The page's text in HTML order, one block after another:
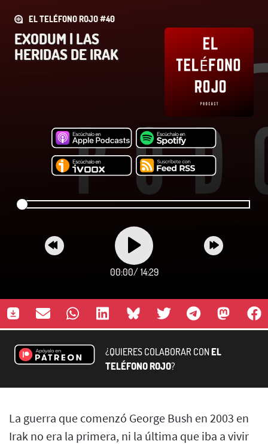
EL TELÉFONO ROJO #40
EXODUM | LAS
HERIDAS DE IRAK
00:00/ 14:29
¿QUIERES COLABORAR CONEL
TELÉFONO ROJO?
La guerra que comenzó George Bush en 2003 en
Irak no era la primera, ni la última que iba a vivir